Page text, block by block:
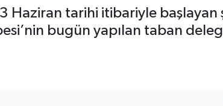
Haziran tarihi itibariyle
bugün yapılan taban